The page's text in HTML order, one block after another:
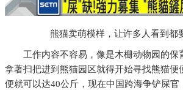
熊猫卖萌模样，让许多人看到都
工作内容不容易，像是木栅动物园的保
拿著扫把进到熊猫园区就得开始寻找熊猫便
便就可以达40公斤，现在中国跨海争铲屎官